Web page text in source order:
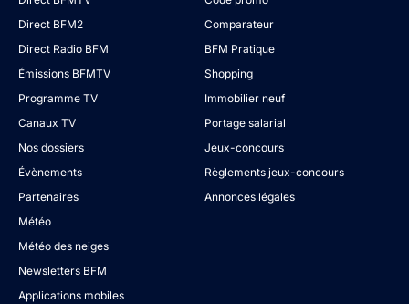
Direct BFM2
Direct Radio BFM
Émissions BFMTV
Programme TV
Canaux TV
Nos dossiers
Évènements
Partenaires
Météo
Météo des neiges
Newsletters BFM
Applications mobiles
Comparateur
BFM Pratique
Shopping
Immobilier neuf
Portage salarial
Jeux-concours
Règlements jeux-concours
Annonces légales